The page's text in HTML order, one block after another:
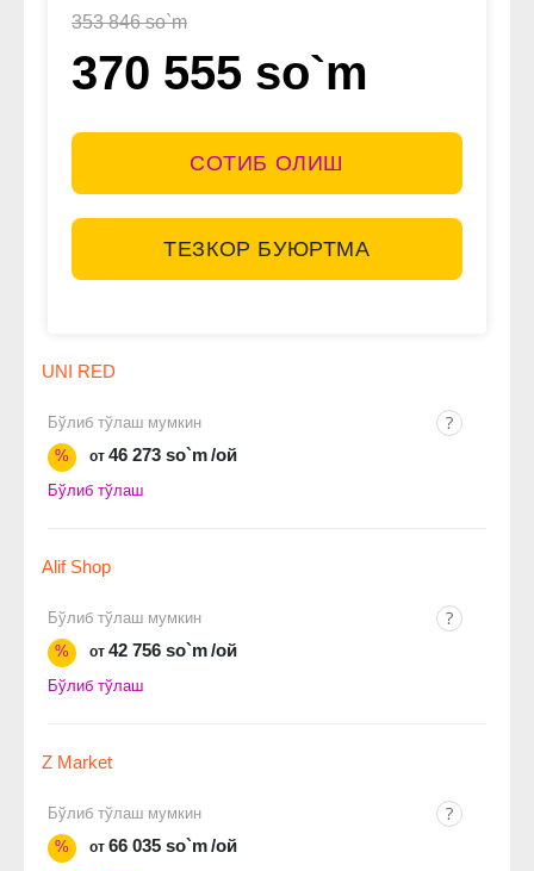
353 846 so`m
370 555 so`m
СОТИБ ОЛИШ
ТЕЗКОР БУЮРТМА
UNI RED
Бўлиб тўлаш мумкин
%
от 46 273 so`m/ой
Бўлиб тўлаш
Alif Shop
Бўлиб тўлаш мумкин
%
от 42 756 so`m/ой
Бўлиб тўлаш
Z Market
Бўлиб тўлаш мумкин
%
от 66 035 so`m/ой